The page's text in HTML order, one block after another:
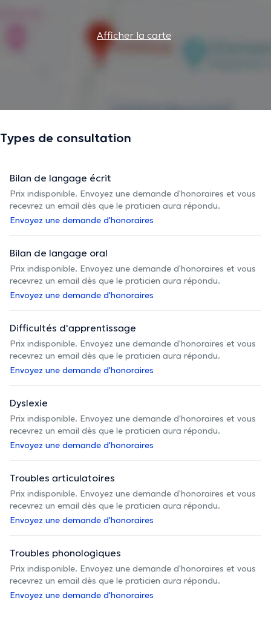
Afficher la carte
Types de consultation
Bilan de langage écrit
Prix indisponible. Envoyez une demande d'honoraires et vous
recevrez un email dès que le praticien aura répondu.
Envoyez une demande d'honoraires
Bilan de langage oral
Prix indisponible. Envoyez une demande d'honoraires et vous
recevrez un email dès que le praticien aura répondu.
Envoyez une demande d'honoraires
Difficultés d'apprentissage
Prix indisponible. Envoyez une demande d'honoraires et vous
recevrez un email dès que le praticien aura répondu.
Envoyez une demande d'honoraires
Dyslexie
Prix indisponible. Envoyez une demande d'honoraires et vous
recevrez un email dès que le praticien aura répondu.
Envoyez une demande d'honoraires
Troubles articulatoires
Prix indisponible. Envoyez une demande d'honoraires et vous
recevrez un email dès que le praticien aura répondu.
Envoyez une demande d'honoraires
Troubles phonologiques
Prix indisponible. Envoyez une demande d'honoraires et vous
recevrez un email dès que le praticien aura répondu.
Envoyez une demande d'honoraires